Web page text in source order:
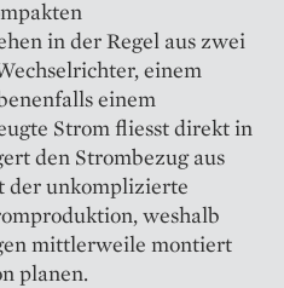
in der Regel aus zwei
einem
einem
Strom fliesst direkt in
den Strombezug aus
der unkomplizierte
weshalb
mittlerweile montiert
planen.